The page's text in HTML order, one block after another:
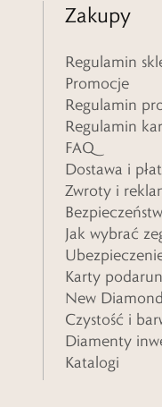
Zakupy
Regulamin
Promocje
Regulamin
Regulamin
FAQ
Dostawa i
Zwroty i
Jak wybrać
Karty
New
Czystość i
Diamenty
Katalogi